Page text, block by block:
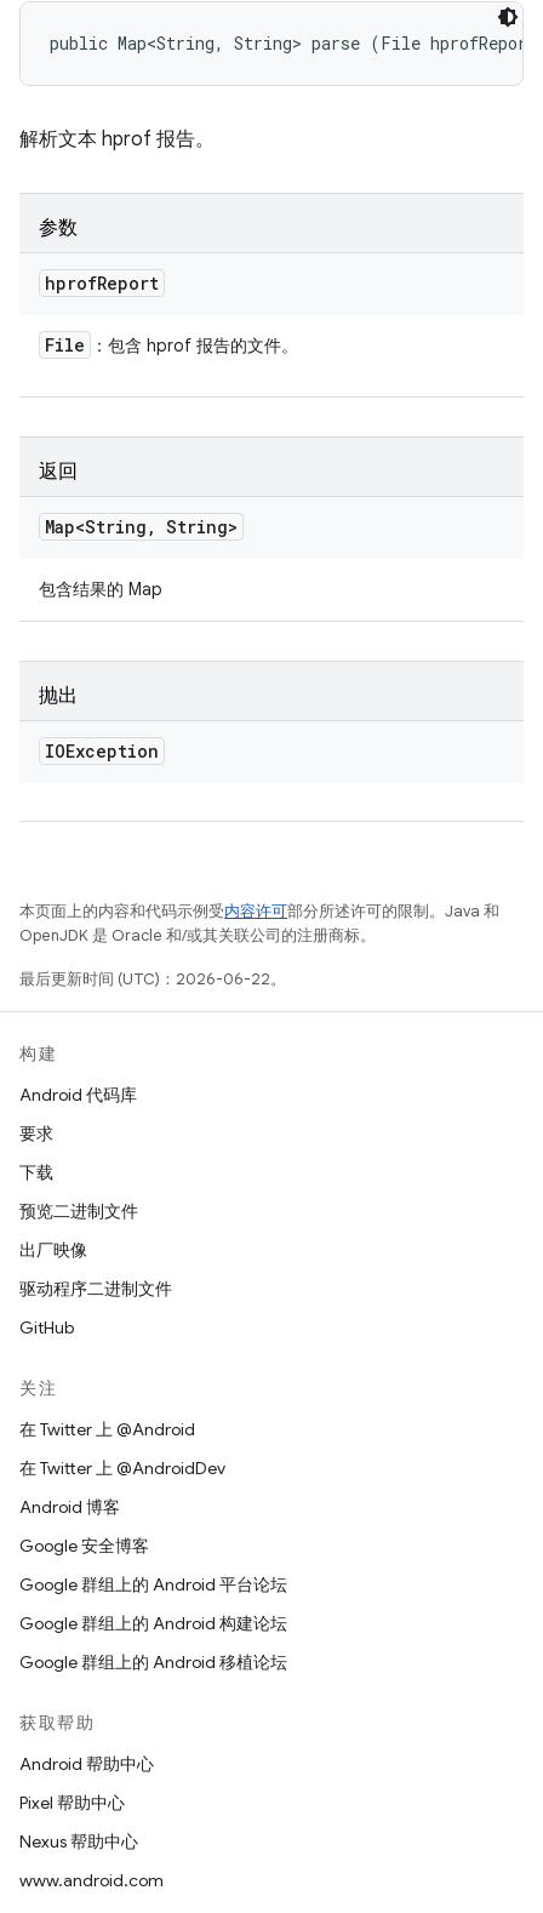
public Map<String, String> parse (File
解析文本 hprof 报告。
参数
hprofReport
File ：包含 hprof 报告的文件。
返回
Map<String , String>
包含结果的 Map
抛出
IOException
本页面上的内容和代码示例受内容许可部分所述许可的限制。Java 和
OpenJDK 是 Oracle 和/或其关联公司的注册商标。
最后更新时间 (UTC)：2026-06-22。
构建
Android 代码库
要求
下载
预览二进制文件
出厂映像
驱动程序二进制文件
GitHub
关注
在 Twitter 上 @Android
在 Twitter 上 @AndroidDev
Android 博客
Google 安全博客
Google 群组上的 Android 平台论坛
Google 群组上的 Android 构建论坛
Google 群组上的 Android 移植论坛
获取帮助
Android 帮助中心
Pixel 帮助中心
Nexus 帮助中心
www.android.com